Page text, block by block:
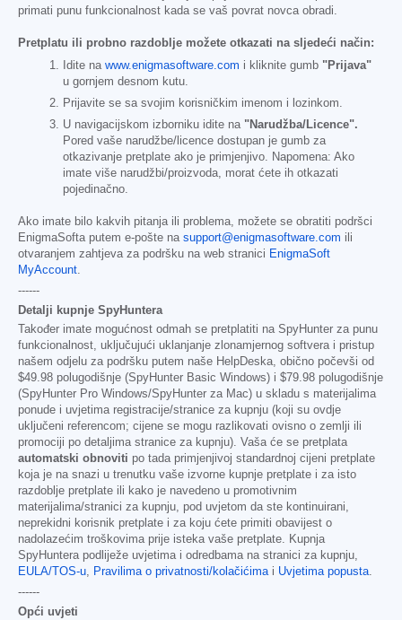
primati punu funkcionalnost kada se vaš povrat novca obradi.
Pretplatu ili probno razdoblje možete otkazati na sljedeći način:
Idite na www.enigmasoftware.com i kliknite gumb "Prijava"
u gornjem desnom kutu.
Prijavite se sa svojim korisničkim imenom i lozinkom.
U navigacijskom izborniku idite na "Narudžba/Licence".
Pored vaše narudžbe/licence dostupan je gumb za
otkazivanje pretplate ako je primjenjivo. Napomena: Ako
imate više narudžbi/proizvoda, morat ćete ih otkazati
pojedinačno.
Ako imate bilo kakvih pitanja ili problema, možete se obratiti podršci
EnigmaSofta putem e-pošte na support@enigmasoftware.com ili
otvaranjem zahtjeva za podršku na web stranici EnigmaSoft
MyAccount.
------
Detalji kupnje SpyHuntera
Također imate mogućnost odmah se pretplatiti na SpyHunter za punu
funkcionalnost, uključujući uklanjanje zlonamjernog softvera i pristup
našem odjelu za podršku putem naše HelpDeska, obično počevši od
$49.98 polugodišnje (SpyHunter Basic Windows) i $79.98 polugodišnje
(SpyHunter Pro Windows/SpyHunter za Mac) u skladu s materijalima
ponude i uvjetima registracije/stranice za kupnju (koji su ovdje
uključeni referencom; cijene se mogu razlikovati ovisno o zemlji ili
promociji po detaljima stranice za kupnju). Vaša će se pretplata
automatski obnoviti po tada primjenjivoj standardnoj cijeni pretplate
koja je na snazi u trenutku vaše izvorne kupnje pretplate i za isto
razdoblje pretplate ili kako je navedeno u promotivnim
materijalima/stranici za kupnju, pod uvjetom da ste kontinuirani,
neprekidni korisnik pretplate i za koju ćete primiti obavijest o
nadolazećim troškovima prije isteka vaše pretplate. Kupnja
SpyHuntera podliježe uvjetima i odredbama na stranici za kupnju,
EULA/TOS-u, Pravilima o privatnosti/kolačićimai Uvjetima popusta.
------
Opći uvjeti